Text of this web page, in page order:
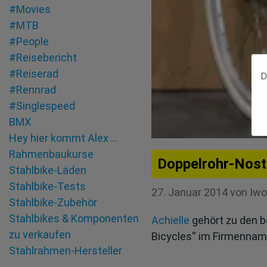
#Movies
#MTB
#People
#Reisebericht
#Reiserad
#Rennrad
#Singlespeed
BMX
Hey hier kommt Alex …
Rahmenbaukurse
Stahlbike-Läden
Stahlbike-Tests
Stahlbike-Zubehör
Stahlbikes & Komponenten
zu verkaufen
Stahlrahmen-Hersteller
Doppelrohr-
27. Januar 2014von Iwo
Achielle gehört zu den
Bicycles“ im